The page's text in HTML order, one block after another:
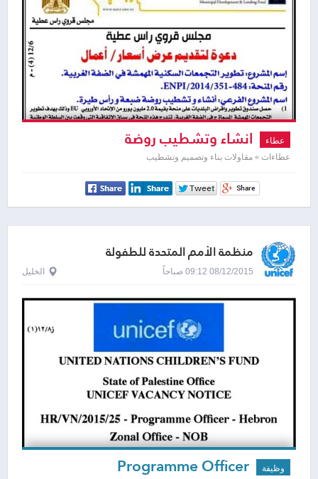
عطاء انشاء وتشطيب روضة
عطاءات » مقاولات بناء وتصميم وتشطيب
منظمة الأمم المتحدة للطفولة
08/12/2015 09:12 صباحاً الخليل
وظيفة